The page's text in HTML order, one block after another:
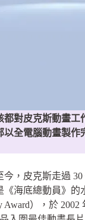
對皮克斯動畫工
全電腦動畫製
，皮克斯走過
《海底總動員》
），於 2002